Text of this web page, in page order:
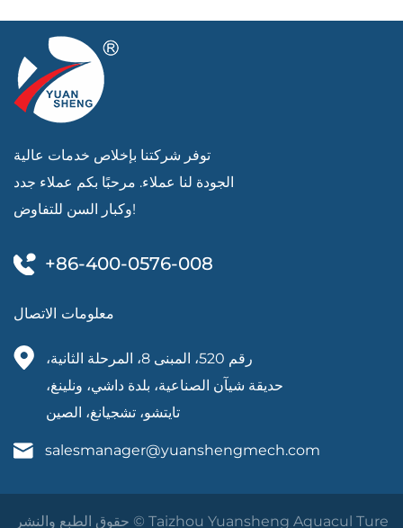
توفر شركتنا بإخلاص خدمات عالية
الجودة لنا عملاء. مرحبًا بكم عملاء جدد
وكبار السن للتفاوض!
+86-400-0576-008
معلومات الاتصال
رقم 520، المبنى 8، المرحلة الثانية،
حديقة شيآن الصناعية، بلدة داشي، ونلينغ،
تايتشو، تشجيانغ، الصين
salesmanager@yuanshengmech.com
حقوق الطبع والنشر © Taizhou Yuansheng Aquacul Ture